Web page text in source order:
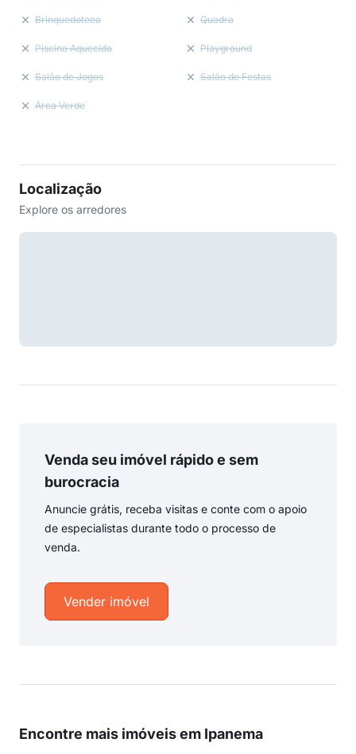
Brinquedoteca Quadra
Piscina Aquecida Playground
Salão de Jogos Salão de Festas
Área Verde
Localização
Explore os arredores
Venda seu imóvel rápido e sem
burocracia
Anuncie grátis, receba visitas e conte com o apoio
de especialistas durante todo o processo de
venda.
Vender imóvel
Encontre mais imóveis em Ipanema